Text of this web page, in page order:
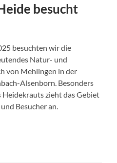
besucht
besuchten wir die
Natur- und
von Mehlingen in der
Alsenborn. Besonders
zieht das Gebiet
Besucher an.